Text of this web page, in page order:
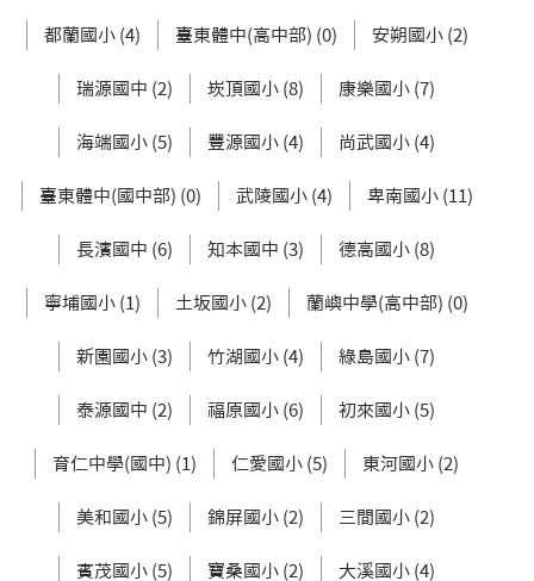
都蘭國小 (4) 臺東體中(高中部) (0) 安朔國小 (2)
瑞源國中 (2) 崁頂國小 (8) 康樂國小 (7)
海端國小 (5) 豐源國小 (4) 尚武國小 (4)
臺東體中(國中部) (0) 武陵國小 (4) 卑南國小 (11)
長濱國中 (6) 知本國中 (3) 德高國小 (8)
寧埔國小 (1) 土坂國小 (2) 蘭嶼中學(高中部) (0)
新園國小 (3) 竹湖國小 (4) 綠島國小 (7)
泰源國中 (2) 福原國小 (6) 初來國小 (5)
育仁中學(國中) (1) 仁愛國小 (5) 東河國小 (2)
美和國小 (5) 錦屏國小 (2) 三間國小 (2)
賓茂國小 (5) 寶桑國小 (2) 大溪國小 (4)